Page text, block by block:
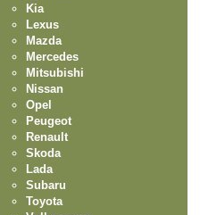
Kia
Lexus
Mazda
Mercedes
Mitsubishi
Nissan
Opel
Peugeot
Renault
Skoda
Lada
Subaru
Toyota